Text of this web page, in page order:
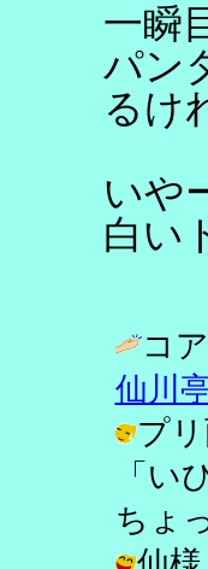
一瞬
パン
るけ
いや
白い
コ
仙川
プ
「い
ちょ